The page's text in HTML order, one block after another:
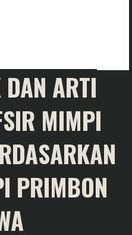
DAN ARTI
MIMPI
PRIMBON